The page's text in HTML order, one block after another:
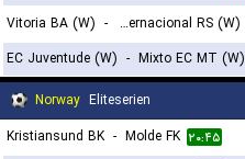
Vitoria BA (W) - SC Internacional RS (W)
EC Juventude (W) - Mixto EC MT (W)
Norway Eliteserien
Kristiansund BK - Molde FK ۲۰:۴۵